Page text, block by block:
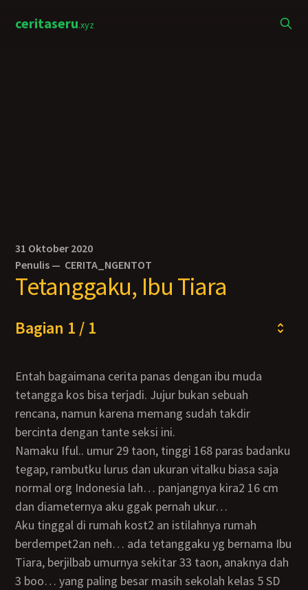
ceritaseru.xyz
31 Oktober 2020
Penulis — CERITA_NGENTOT
Tetanggaku, Ibu Tiara
Bagian 1 / 1
Entah bagaimana cerita panas dengan ibu muda
tetangga kos bisa terjadi. Jujur bukan sebuah
rencana, namun karena memang sudah takdir
bercinta dengan tante seksi ini.
Namaku Iful.. umur 29 taon, tinggi 168 paras badanku
tegap, rambutku lurus dan ukuran vitalku biasa saja
normal org Indonesia lah… panjangnya kira2 16 cm
dan diameternya aku ggak pernah ukur…
Aku tinggal di rumah kost2 an istilahnya rumah
berdempet2an neh… ada tetanggaku yg bernama Ibu
Tiara, berjilbab umurnya sekitar 33 taon, anaknya dah
3 boo… yang paling besar masih sekolah kelas 5 SD